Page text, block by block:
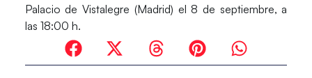
Palacio de Vistalegre (Madrid) el 8 de septiembre, a
las 18:00 h.